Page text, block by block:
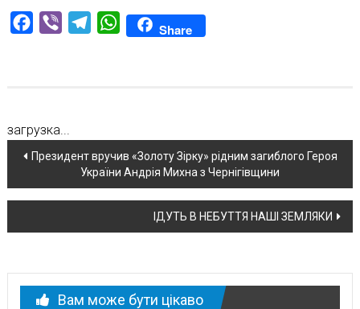
Facebook
Viber TelegramWhatsAppShare
загрузка...
Навігація
по
Президент вручив «Золоту Зірку» рідним загиблого Героя
України Андрія Михна з Чернігівщини
ІДУТЬ В НЕБУТТЯ НАШІ ЗЕМЛЯКИ
Вам може бути цікаво